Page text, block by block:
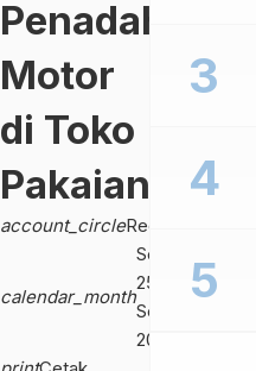
Penadah
Motor
di Toko
Pakaian
account_circleRedaksi
calendar_month
Senin,
25
Sep
2023